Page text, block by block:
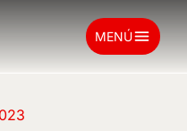
MENÚmenu